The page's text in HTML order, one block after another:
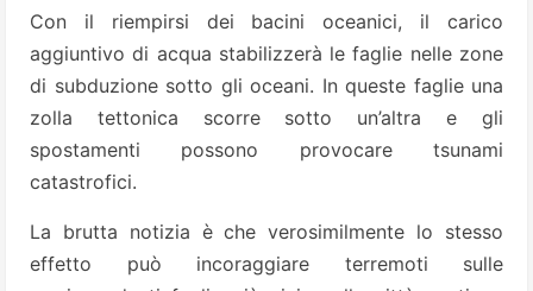
Con il riempirsi dei bacini oceanici, il carico
aggiuntivo di acqua stabilizzerà le faglie nelle zone
di subduzione sotto gli oceani. In queste faglie una
zolla tettonica scorre sotto un’altra e gli
spostamenti possono provocare tsunami
catastrofici.
La brutta notizia è che verosimilmente lo stesso
effetto può incoraggiare terremoti sulle